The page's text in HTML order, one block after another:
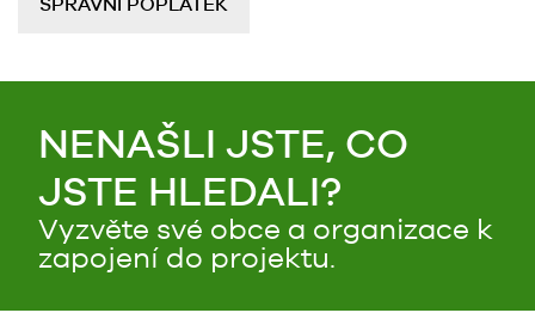
NENAŠLI JSTE, CO
JSTE HLEDALI?
Vyzvěte své obce a organizace k
zapojení do projektu.